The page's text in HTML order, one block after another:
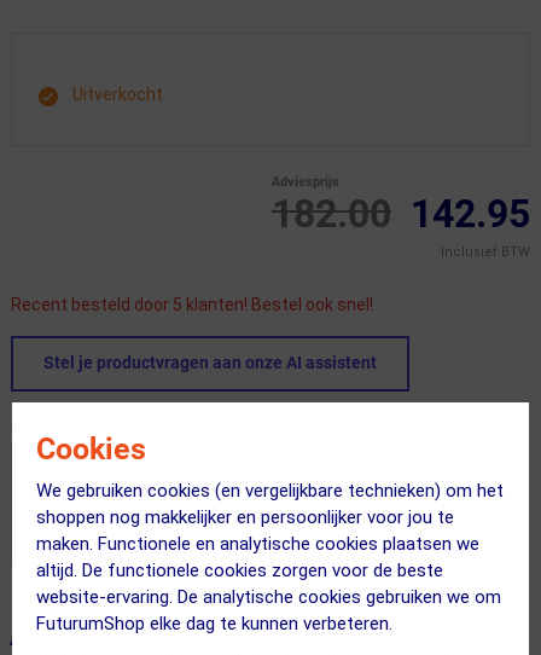
Cookies
We gebruiken cookies (en vergelijkbare technieken) om het
shoppen nog makkelijker en persoonlijker voor jou te
maken. Functionele en analytische cookies plaatsen we
altijd. De functionele cookies zorgen voor de beste
website-ervaring. De analytische cookies gebruiken we om
FuturumShop elke dag te kunnen verbeteren.
Uitverkocht
182.00
Adviesprijs
142.95
Inclusief BTW
Recent besteld door 5 klanten! Bestel ook snel!
Stel je productvragen aan onze AI assistent
ALTERNATIEVE PRODUCTEN